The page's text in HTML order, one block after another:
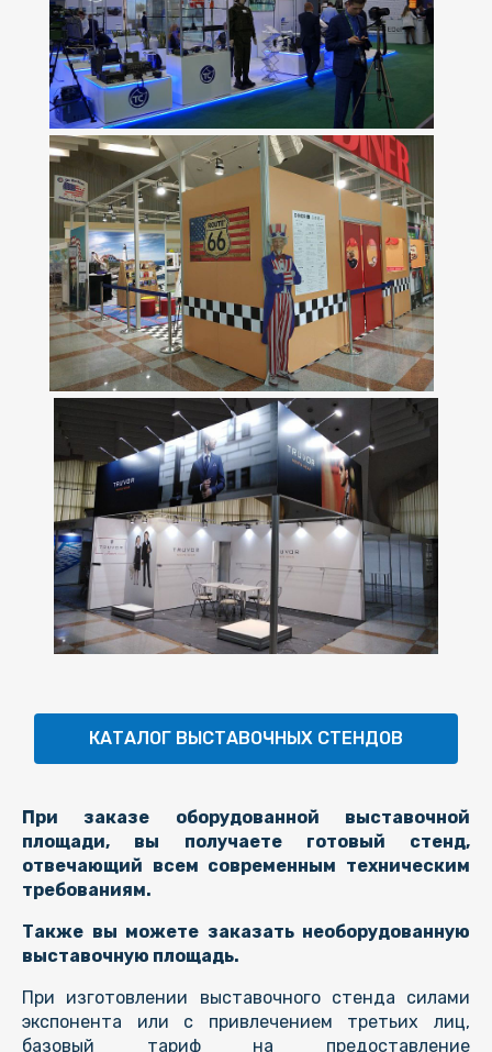
КАТАЛОГ ВЫСТАВОЧНЫХ СТЕНДОВ
При заказе оборудованной выставочной
площади, вы получаете готовый стенд,
отвечающий всем современным техническим
требованиям.
Также вы можете заказать необорудованную
выставочную площадь.
При изготовлении выставочного стенда силами
экспонента или с привлечением третьих лиц,
базовый тариф на предоставление